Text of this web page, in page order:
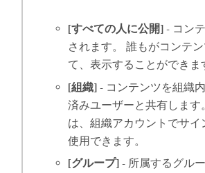
[すべての人に公開] - コン
されます。 誰もがコンテ
て、表示することができま
[組織] - コンテンツを組織
済みユーザーと共有します
は、組織アカウントでサイ
使用できます。
[グループ] - 所属するグル